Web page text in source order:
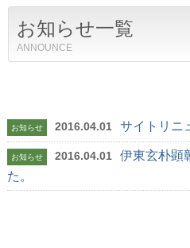
お知らせ一覧
ANNOUNCE
お知らせ 2016.04.01 サイトリニ
お知らせ 2016.04.01
伊東玄朴顕
た。